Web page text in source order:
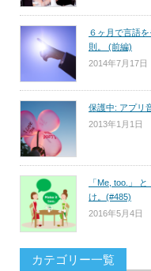
６ヶ月で言語
則。 (前編)
2014年7月17日
保護中: アプリ
2013年1月1日
「Me, too.」
け。(#485)
2016年5月4日
カテゴリー一覧